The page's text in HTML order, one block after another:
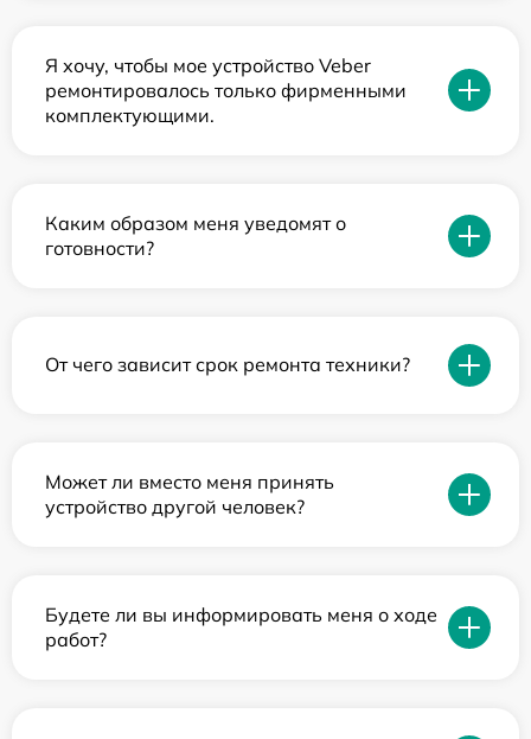
Я хочу, чтобы мое устройство Veber
ремонтировалось только фирменными
комплектующими.
Каким образом меня уведомят о
готовности?
От чего зависит срок ремонта техники?
Может ли вместо меня принять
устройство другой человек?
Будете ли вы информировать меня о ходе
работ?